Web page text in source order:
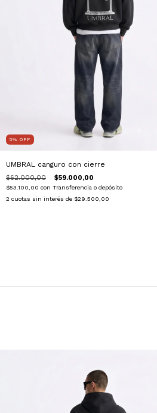
5% OFF
UMBRAL canguro con cierre
$62.000,00 $59.000,00
$53.100,00 con Transferencia o depósito
2 cuotas sin interés de $29.500,00